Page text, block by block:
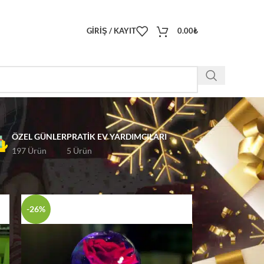
GIRIŞ / KAYIT 0.00₺
ÖZEL GÜNLER
197 Ürün
PRATIK EV YARDIMCILARI
5 Ürün
-26%